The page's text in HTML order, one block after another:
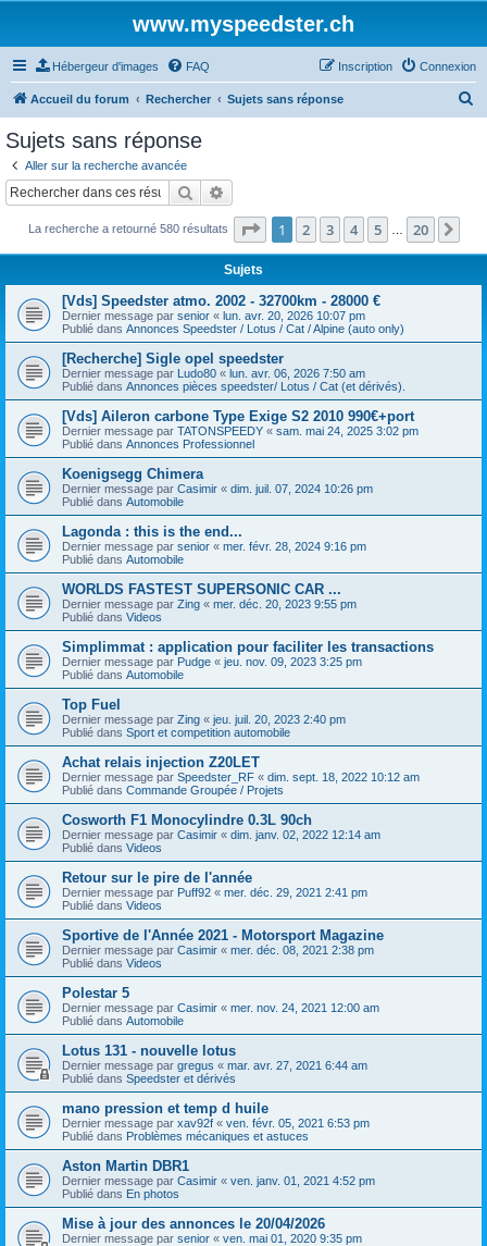
www.myspeedster.ch
Hébergeur d'images FAQ Connexion
Inscription
Accueil du forum Rechercher Sujets sans réponse
c
Sujets sans réponse
Aller sur la recherche avancée
Rechercher
La recherche a retourné 580 résultats Page 1sur20
1 2 3 4 5 20
Sujets
[Vds] Speedster atmo. 2002 - 32700km - 28000 €
Dernier message par senior « lun. avr. 20, 2026 10:07 pm
Publié dans Annonces Speedster / Lotus / Cat / Alpine (auto only)
[Recherche] Sigle opel speedster
Dernier message par Ludo80 « lun. avr. 06, 2026 7:50 am
Publié dans Annonces pièces speedster/ Lotus / Cat (et dérivés).
[Vds] Aileron carbone Type Exige S2 2010 990€+port
Dernier message par TATONSPEEDY « sam. mai 24, 2025 3:02 pm
Publié dans Annonces Professionnel
Koenigsegg Chimera
Dernier message par Casimir « dim. juil. 07, 2024 10:26 pm
Publié dans Automobile
Lagonda : this is the end...
Dernier message par senior « mer. févr. 28, 2024 9:16 pm
Publié dans Automobile
WORLDS FASTEST SUPERSONIC CAR ...
Dernier message par Zing « mer. déc. 20, 2023 9:55 pm
Publié dans Videos
Simplimmat : application pour faciliter les transactions
Dernier message par Pudge « jeu. nov. 09, 2023 3:25 pm
Publié dans Automobile
Top Fuel
Dernier message par Zing « jeu. juil. 20, 2023 2:40 pm
Publié dans Sport et competition automobile
Achat relais injection Z20LET
Dernier message par Speedster_RF « dim. sept. 18, 2022 10:12 am
Publié dans Commande Groupée / Projets
Cosworth F1 Monocylindre 0.3L 90ch
Dernier message par Casimir « dim. janv. 02, 2022 12:14 am
Publié dans Videos
Retour sur le pire de l'année
Dernier message par Puff92 « mer. déc. 29, 2021 2:41 pm
Publié dans Videos
Sportive de l'Année 2021 - Motorsport Magazine
Dernier message par Casimir « mer. déc. 08, 2021 2:38 pm
Publié dans Videos
Polestar 5
Dernier message par Casimir « mer. nov. 24, 2021 12:00 am
Publié dans Automobile
Lotus 131 - nouvelle lotus
Dernier message par gregus « mar. avr. 27, 2021 6:44 am
Publié dans Speedster et dérivés
mano pression et temp d huile
Dernier message par xav92f « ven. févr. 05, 2021 6:53 pm
Publié dans Problèmes mécaniques et astuces
Aston Martin DBR1
Dernier message par Casimir « ven. janv. 01, 2021 4:52 pm
Publié dans En photos
Mise à jour des annonces le 20/04/2026
Dernier message par senior « ven. mai 01, 2020 9:35 pm